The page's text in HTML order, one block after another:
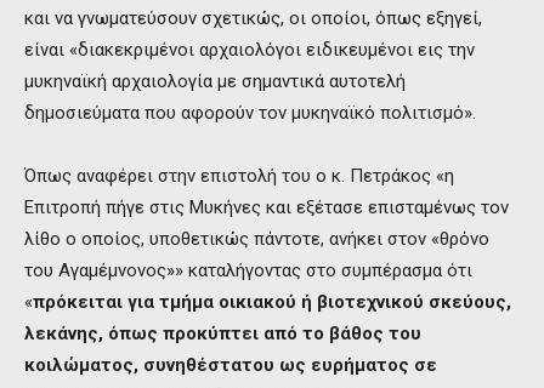
και να γνωματεύσουν σχετικώς, οι οποίοι, όπως εξηγεί,
είναι «διακεκριμένοι αρχαιολόγοι ειδικευμένοι εις την
μυκηναϊκή αρχαιολογία με σημαντικά αυτοτελή
δημοσιεύματα που αφορούν τον μυκηναϊκό πολιτισμό».
Όπως αναφέρει στην επιστολή του ο κ. Πετράκος «η
Επιτροπή πήγε στις Μυκήνες και εξέτασε επισταμένως τον
λίθο ο οποίος, υποθετικώς πάντοτε, ανήκει στον «θρόνο
του Αγαμέμνονος»» καταλήγοντας στο συμπέρασμα ότι
«πρόκειται για τμήμα οικιακού ή βιοτεχνικού σκεύους,
λεκάνης, όπως προκύπτει από το βάθος του
κοιλώματος, συνηθέστατου ως ευρήματος σε